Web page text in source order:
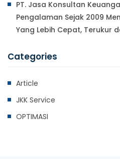
PT. Jasa Konsultan
Pengalaman Sejak 2009
Yang Lebih Cepat, Terukur
Categories
Article
JKK Service
OPTIMASI